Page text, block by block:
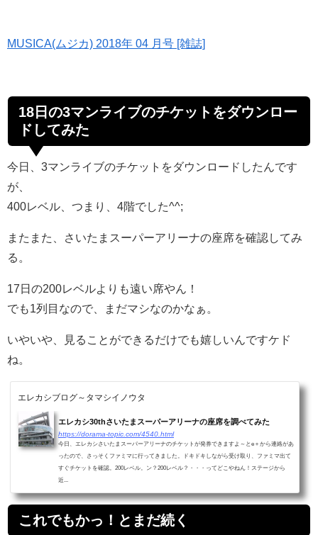
MUSICA(ムジカ) 2018年 04 月号 [雑誌]
18日の3マンライブのチケットをダウンロー
ドしてみた
今日、3マンライブのチケットをダウンロードしたんです
が、
400レベル、つまり、4階でした^^;
またまた、さいたまスーパーアリーナの座席を確認してみ
る。
17日の200レベルよりも遠い席やん！
でも1列目なので、まだマシなのかなぁ。
いやいや、見ることができるだけでも嬉しいんですケド
ね。
エレカシブログ～タマシイノウタ
エレカシ30thさいたまスーパーアリーナの座席を調べてみた
https://dorama-topic.com/4540.html
今日、エレカシさいたまスーパーアリーナのチケットが発券できますよ～とe＋から連絡があ
ったので、さっそくファミマに行ってきました。ドキドキしながら受け取り、ファミマ出て
すぐチケットを確認。200レベル。ン？200レベル？・・・ってどこやねん！ステージから
近...
これでもかっ！とまだ続く